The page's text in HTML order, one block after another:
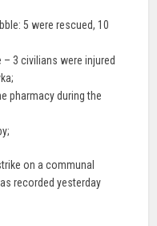
5 were rescued, 10
– 3 civilians were injured
pharmacy during the
on a communal
recorded yesterday